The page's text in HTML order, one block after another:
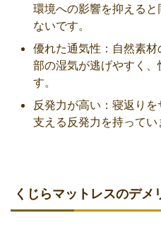
環境への影響を抑える
ないです。
優れた通気性：自然素
部の湿気が逃げやすく
す。
反発力が高い：寝返り
支える反発力を持ってい
くじらマットレスのデメ